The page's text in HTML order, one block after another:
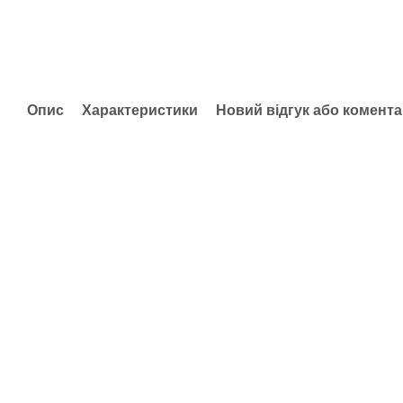
Опис Характеристики Новий відгук або